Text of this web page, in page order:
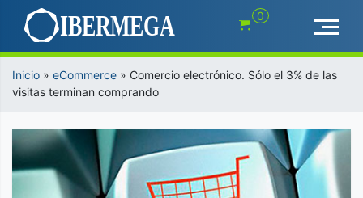
contenido
0
Inicio » eCommerce » Comercio electrónico. Sólo el 3% de las
visitas terminan comprando